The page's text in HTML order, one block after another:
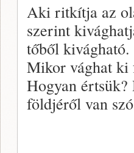
Aki ritkítja az
szerint
tőből kivágható.
Mikor vághat ki
Hogyan értsük?
földjéről van